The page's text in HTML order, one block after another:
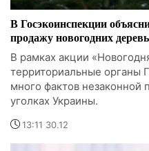
В Госэкоинспекции
продажу новогодних
В рамках акции
территориальные органы
много фактов незаконной
уголках Украины.
13:11 30.12